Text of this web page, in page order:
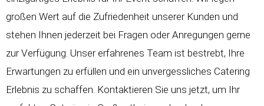
großen Wert auf die Zufriedenheit unserer Kunden und
stehen Ihnen jederzeit bei Fragen oder Anregungen gerne
zur Verfügung. Unser erfahrenes Team ist bestrebt, Ihre
Erwartungen zu erfüllen und ein unvergessliches Catering
Erlebnis zu schaffen. Kontaktieren Sie uns jetzt, um Ihr